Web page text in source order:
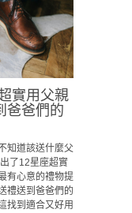
實用父親
爸爸們的
知道該送什麼父
了12星座超實
有心意的禮物提
禮送到爸爸們的
找到適合又好用